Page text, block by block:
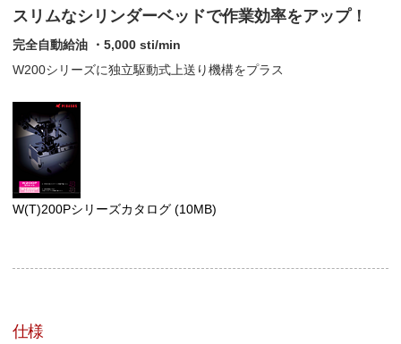
スリムなシリンダーベッドで作業効率をアップ！
完全自動給油 ・5,000 sti/min
W200シリーズに独立駆動式上送り機構をプラス
W(T)200Pシリーズカタログ (10MB)
仕様